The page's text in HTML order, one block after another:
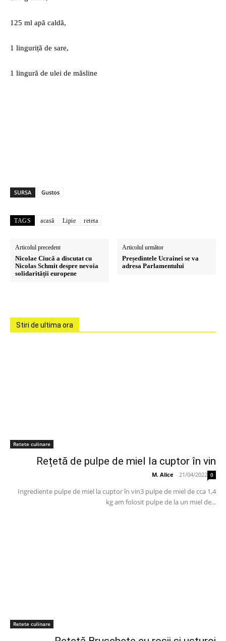
125 ml apă caldă,
1 linguriță de sare,
1 lingură de ulei de măsline
SURSA Gustos
TAGS acasă Lipie reteta
Articolul precedent
Nicolae Ciucă a discutat cu
Nicolas Schmit despre nevoia
solidarității europene
Articolul următor
Președintele Ucrainei se va
adresa Parlamentului
Stiri de ultima ora
Retete culinare
Rețetă de pulpe de miel la cuptor în vin
M. Alice - 21/04/2022 0
Ingrediente pulpe de miel la cuptor în vin3 pulpe de miel de cca 1,4
kg am folosit pulpe de la un miel de...
Retete culinare